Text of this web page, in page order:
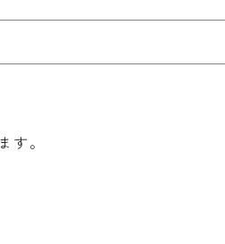
す。